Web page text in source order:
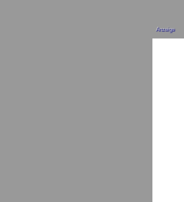
Anzeige